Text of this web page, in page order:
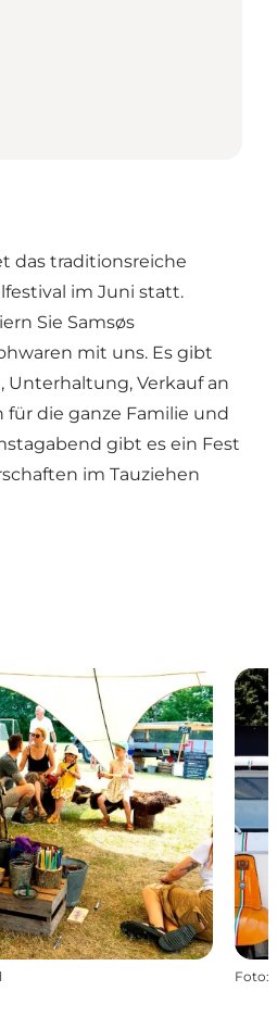
das traditionsreiche
im Juni statt.
Sie Samsøs
mit uns. Es gibt
Unterhaltung, Verkauf an
die ganze Familie und
gibt es ein Fest
im Tauziehen
Foto: